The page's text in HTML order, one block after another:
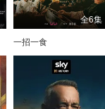
全6集
一招一食